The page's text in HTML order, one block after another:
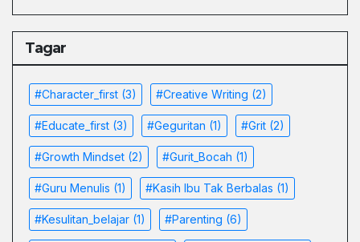
Tagar
#character_first (3) #Creative Writing (2)
#educate_first (3) #Geguritan (1) #grit (2)
#growth Mindset (2) #Gurit_Bocah (1)
#Guru Menulis (1) #kasih Ibu Tak Berbalas (1)
#kesulitan_belajar (1) #parenting (6)